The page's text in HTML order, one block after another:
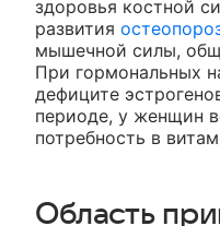
здоровья костной
развития
мышечной силы,
При гормональных
дефиците
периоде, у женщин
потребность в
Область